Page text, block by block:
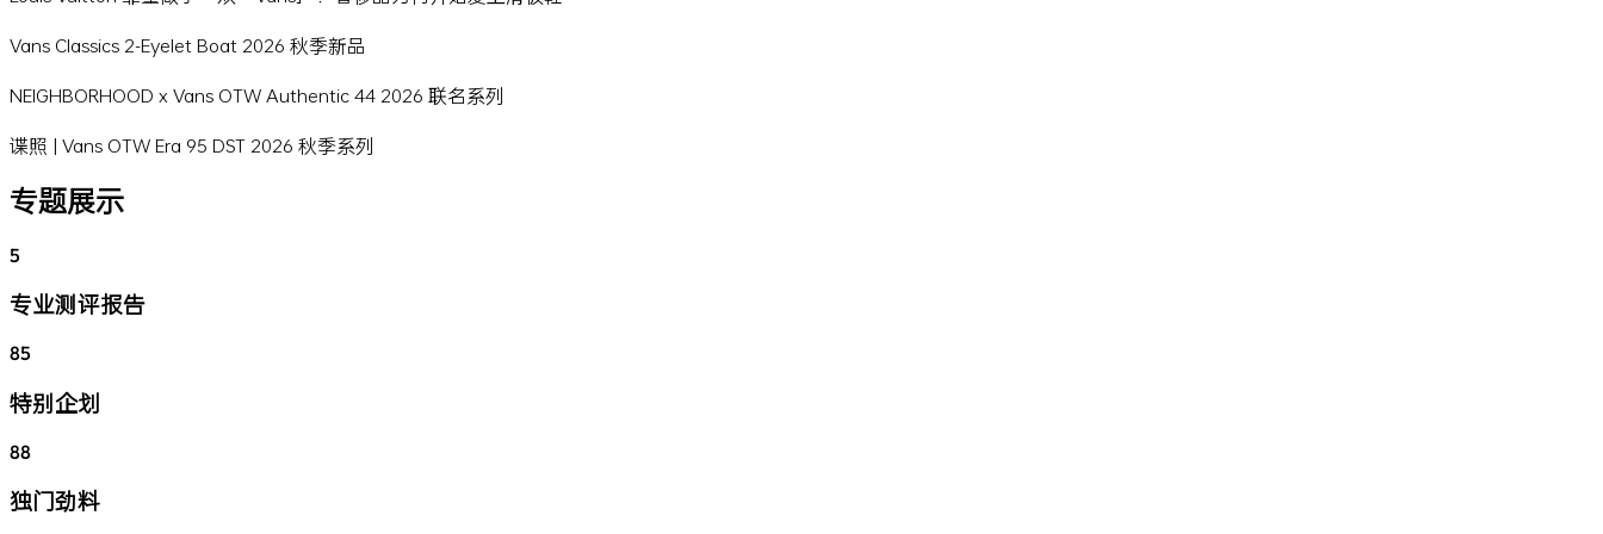
Vans Classics 2-Eyelet Boat 2026 秋季新品
NEIGHBORHOOD x Vans OTW Authentic 44 2026 联名系列
谍照 | Vans OTW Era 95 DST 2026 秋季系列
专题展示
5
专业测评报告
85
特别企划
88
独门劲料